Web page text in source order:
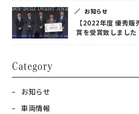
お知らせ
【2022年度 優秀
賞を受賞致しました
Category
お知らせ
車両情報